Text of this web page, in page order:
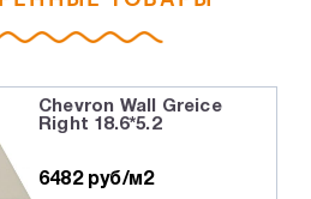
Chevron Wall Greice
Right 18.6*5.2
6482 руб/м2